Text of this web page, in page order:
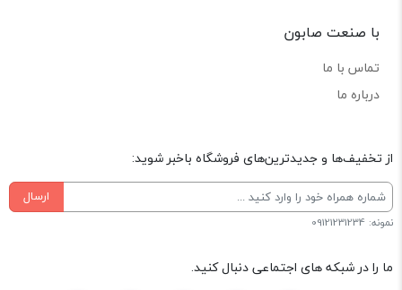
با صنعت صابون
تماس با ما
درباره ما
از تخفیف‌ها و جدیدترین‌های فروشگاه باخبر شوید:
ارسال
نمونه: 09121231234
ما را در شبکه های اجتماعی دنبال کنید.